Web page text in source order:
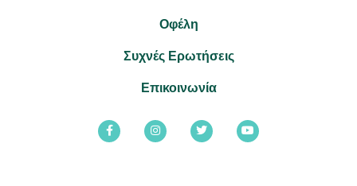
Οφέλη
Συχνές Ερωτήσεις
Επικοινωνία